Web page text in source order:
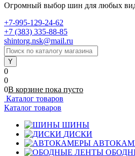
Огромный выбор шин для любых
+7-995-129-24-62
+7 (383) 335-88-85
shintorg.nsk@mail.ru
0
0
0В корзине пока пусто
Каталог товаров
Каталог товаров
ШИНЫ
ДИСКИ